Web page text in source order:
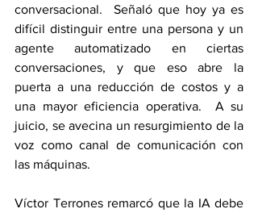
conversacional.  Señaló que hoy ya es
difícil distinguir entre una persona y un
agente automatizado en ciertas
conversaciones, y que eso abre la
puerta a una reducción de costos y a
una mayor eficiencia operativa.  A su
juicio, se avecina un resurgimiento de la
voz como canal de comunicación con
las máquinas.
Víctor Terrones remarcó que la IA debe